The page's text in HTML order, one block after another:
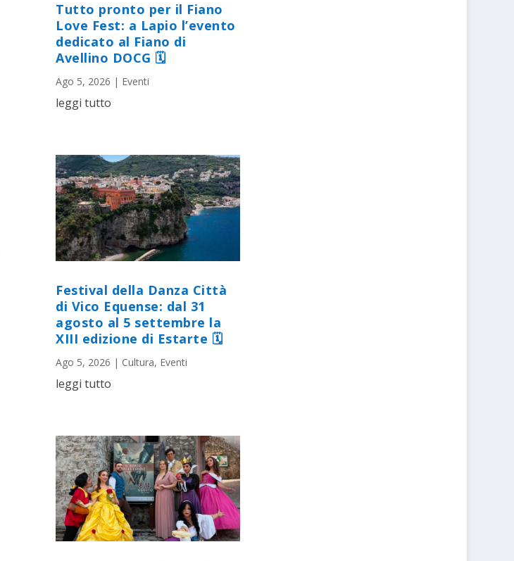
Tutto pronto per il Fiano
Love Fest: a Lapio l’evento
dedicato al Fiano di
Avellino DOCG 🗓
Ago 5, 2026 | Eventi
leggi tutto
Festival della Danza Città
di Vico Equense: dal 31
agosto al 5 settembre la
XIII edizione di Estarte 🗓
Ago 5, 2026 | Cultura, Eventi
leggi tutto